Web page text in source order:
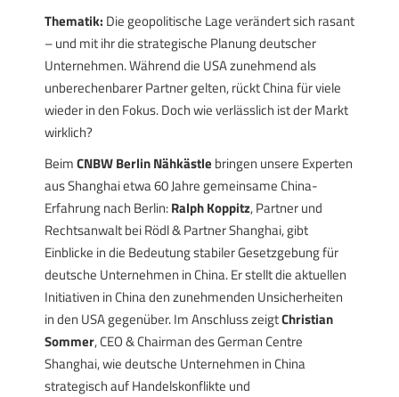
Thematik: Die geopolitische Lage verändert sich rasant
– und mit ihr die strategische Planung deutscher
Unternehmen. Während die USA zunehmend als
unberechenbarer Partner gelten, rückt China für viele
wieder in den Fokus. Doch wie verlässlich ist der Markt
wirklich?
BeimCNBW Berlin Nähkästle bringen unsere Experten
aus Shanghai etwa 60 Jahre gemeinsame China-
Erfahrung nach Berlin:Ralph Koppitz, Partner und
Rechtsanwalt bei Rödl & Partner Shanghai, gibt
Einblicke in die Bedeutung stabiler Gesetzgebung für
deutsche Unternehmen in China. Er stellt die aktuellen
Initiativen in China den zunehmenden Unsicherheiten
in den USA gegenüber. Im Anschluss zeigtChristian
Sommer, CEO & Chairman des German Centre
Shanghai, wie deutsche Unternehmen in China
strategisch auf Handelskonflikte und